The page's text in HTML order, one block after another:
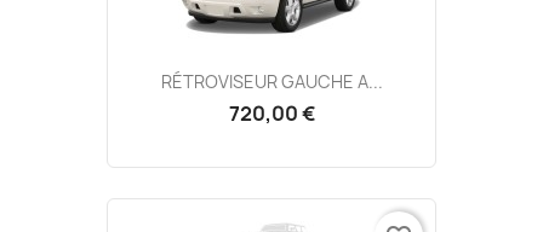
RÉTROVISEUR GAUCHE A...
720,00 €